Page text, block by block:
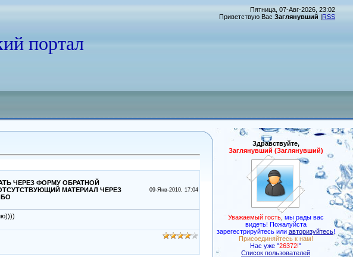
портал
Пятница, 07-Авг-2026, 23:02
Приветствую Вас Заглянувший |RSS
ЧЕРЕЗ ФОРМУ ОБРАТНОЙ
МАТЕРИАЛ ЧЕРЕЗ
09-Янв-2010, 17:04
Здравствуйте,
Заглянувший (Заглянувший)
Уважаемый гость, мы рады вас
видеть! Пожалуйста
зарегестрируйтесь или авторизуйтесь!
Присоединяйтесь к нам!
Нас уже "26372!"
Список пользователей